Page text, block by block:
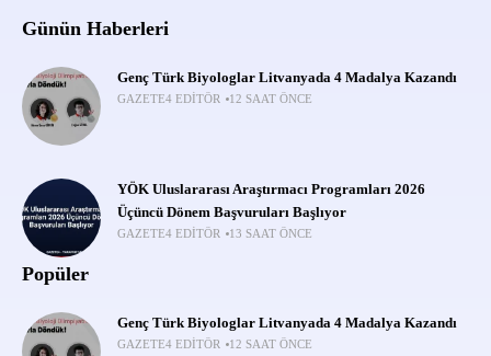
Günün Haberleri
Genç Türk Biyologlar Litvanyada 4 Madalya Kazandı
GAZETE4 EDITÖR 12 SAAT ÖNCE
YÖK Uluslararası Araştırmacı Programları 2026
Üçüncü Dönem Başvuruları Başlıyor
GAZETE4 EDITÖR 13 SAAT ÖNCE
Popüler
Genç Türk Biyologlar Litvanyada 4 Madalya Kazandı
GAZETE4 EDITÖR 12 SAAT ÖNCE